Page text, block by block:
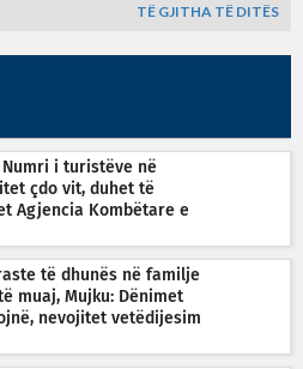
TË GJITHA TË DITËS
Numri i turistëve në
çdo vit, duhet të
Agjencia Kombëtare e
të dhunës në familje
muaj, Mujku: Dënimet
nevojitet vetëdijesim